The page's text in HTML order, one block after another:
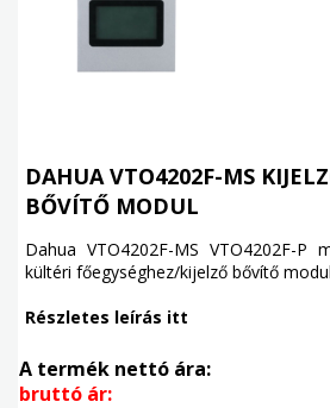
DAHUA VTO4202F-MS
BŐVÍTŐ MODUL
Dahua VTO4202F-MS VTO4202F-P
kültéri főegységhez/kijelző bővítő modul
Részletes leírás itt
A termék nettó ára:
bruttó ár: